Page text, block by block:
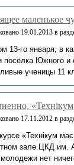
маленькое
19.01.2013 в
13-го января, в
посёлка Южного и
ученицы 11
«Технікум
17.11.2012 в
«Технікум
зале ЦКД им.
нет